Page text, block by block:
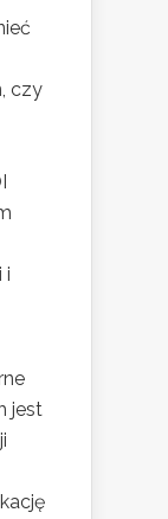
czy
i
jest